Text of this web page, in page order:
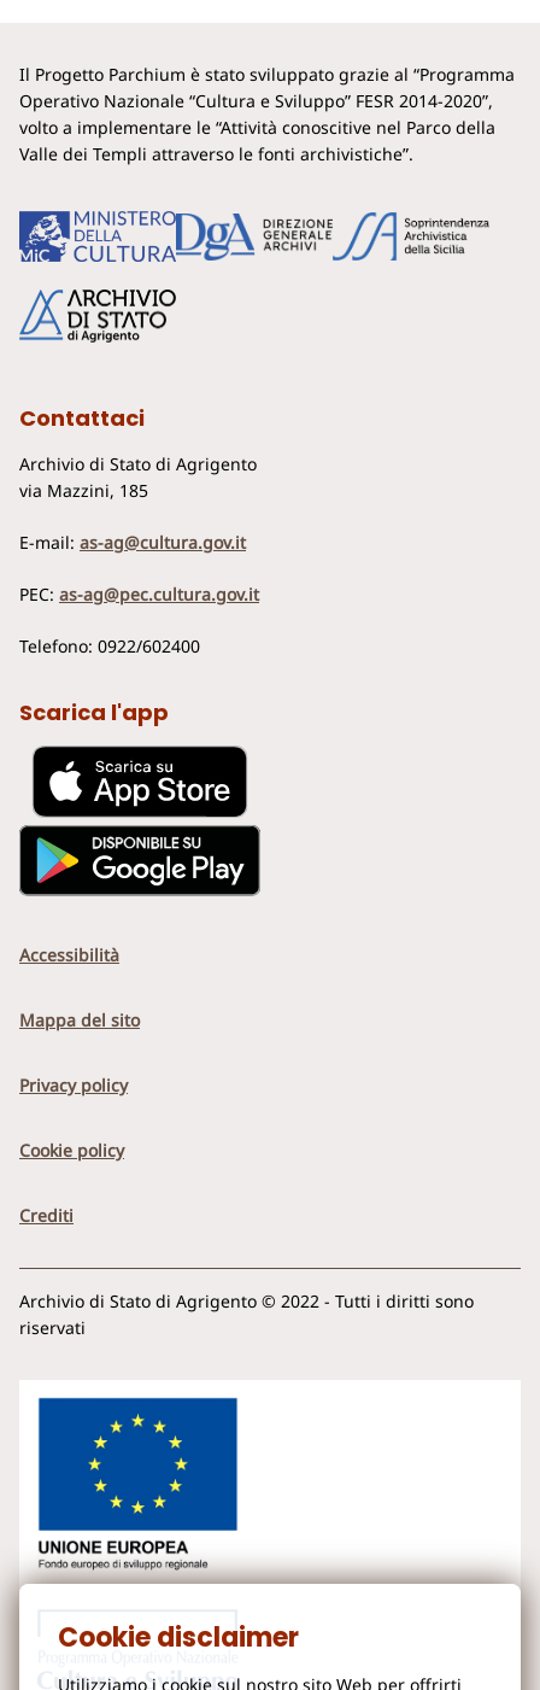
Cookie disclaimer
Utilizziamo i cookie sul nostro sito Web per offrirti
Il Progetto Parchium è stato sviluppato grazie al “Programma
Operativo Nazionale “Cultura e Sviluppo” FESR 2014-2020”,
volto a implementare le “Attività conoscitive nel Parco della
Valle dei Templi attraverso le fonti archivistiche”.
Contattaci
Archivio di Stato di Agrigento
via Mazzini, 185
E-mail: as-ag@cultura.gov.it
PEC: as-ag@pec.cultura.gov.it
Telefono: 0922/602400
Scarica l'app
Accessibilità
Mappa del sito
Privacy policy
Cookie policy
Crediti
Archivio di Stato di Agrigento © 2022 - Tutti i diritti sono
riservati